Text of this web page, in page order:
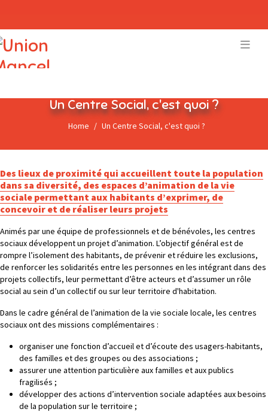
Un Centre Social, c'est quoi ?
Home Un Centre Social, c'est quoi ?
Des lieux de proximité qui accueillent toute la population
dans sa diversité, des espaces d’animation de la vie
sociale permettant aux habitants d’exprimer, de
concevoir et de réaliser leurs projets
Animés par une équipe de professionnels et de bénévoles, les centres
sociaux développent un projet d’animation. L’objectif général est de
rompre l’isolement des habitants, de prévenir et réduire les exclusions,
de renforcer les solidarités entre les personnes en les intégrant dans des
projets collectifs, leur permettant d’être acteurs et d’assumer un rôle
social au sein d’un collectif ou sur leur territoire d'habitation.
Dans le cadre général de l’animation de la vie sociale locale, les centres
sociaux ont des missions complémentaires :
organiser une fonction d’accueil et d’écoute des usagers-habitants,
des familles et des groupes ou des associations ;
assurer une attention particulière aux familles et aux publics
fragilisés ;
développer des actions d’intervention sociale adaptées aux besoins
de la population sur le territoire ;